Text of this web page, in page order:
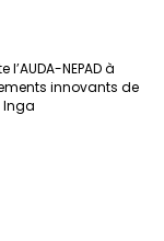
NEPAD à
innovants de
Inga